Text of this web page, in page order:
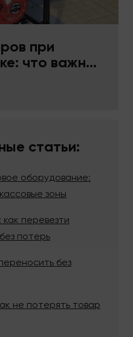
при
что важно
статьи:
оборудование:
зоны
перевезти
потерь
без
не потерять товар